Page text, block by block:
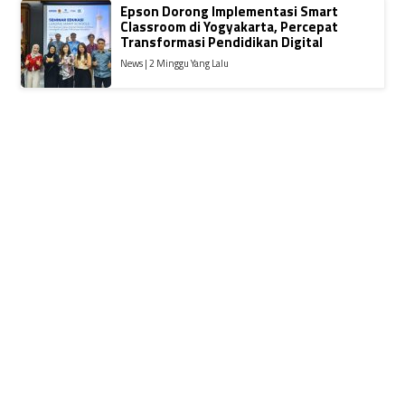
Epson Dorong Implementasi Smart
Classroom di Yogyakarta, Percepat
Transformasi Pendidikan Digital
News | 2 Minggu Yang Lalu